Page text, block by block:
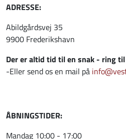
ADRESSE:
Abildgårdsvej 35
9900 Frederikshavn
Der er altid tid til en snak - ring
-Eller send os en mail på
ÅBNINGSTIDER:
Mandag 10:00 - 17:00